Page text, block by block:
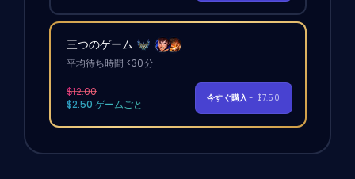
三つのゲーム
平均待ち時間 <30分
$12.00
$2.50 ゲームごと
今すぐ購入- $7.50